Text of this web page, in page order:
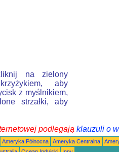
na zielony
aby
z myślnikiem,
strzałki, aby
podlegają klauzuli o
Ameryka Północna Ameryka Centralna